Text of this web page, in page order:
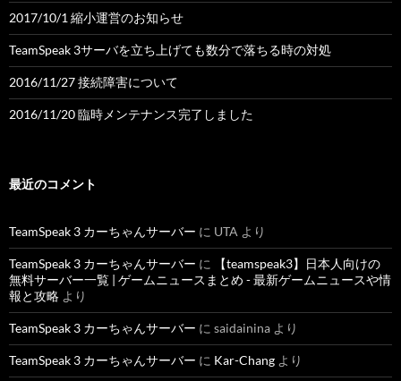
2017/10/1 縮小運営のお知らせ
TeamSpeak 3サーバを立ち上げても数分で落ちる時の対処
2016/11/27 接続障害について
2016/11/20 臨時メンテナンス完了しました
最近のコメント
TeamSpeak 3 カーちゃんサーバー に UTA より
TeamSpeak 3 カーちゃんサーバー に
【teamspeak3】日本人向けの
無料サーバー一覧 | ゲームニュースまとめ - 最新ゲームニュースや情
報と攻略 より
TeamSpeak 3 カーちゃんサーバー に saidainina より
TeamSpeak 3 カーちゃんサーバー に Kar-Chang より